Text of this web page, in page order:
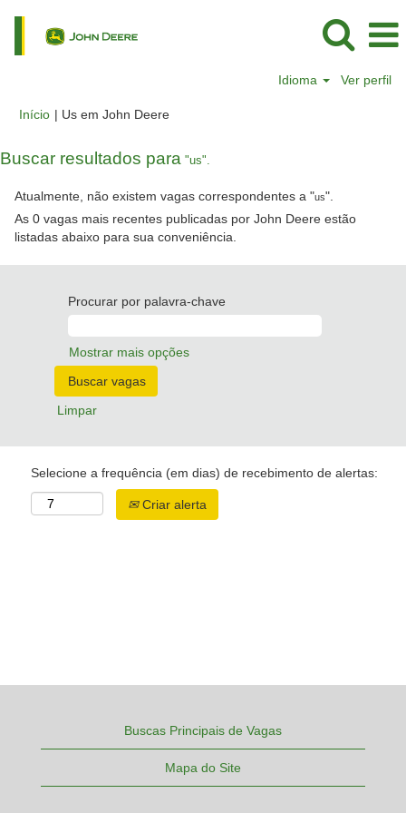
Idioma Ver perfil
Início | Us em John Deere(página
Buscar resultados para "us".
Atualmente, não existem vagas correspondentes a "us".
As 0 vagas mais recentes publicadas por John Deere estão
listadas abaixo para sua conveniência.
Procurar por palavra-chave
Mostrar mais opções
Limpar
Selecione a frequência (em dias) de recebimento de alertas:
Criar alerta
Buscas Principais de Vagas
Mapa do Site